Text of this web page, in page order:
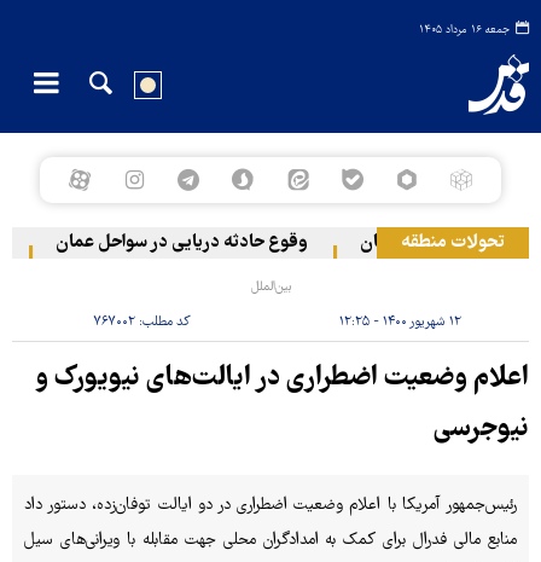
جمعه ۱۶ مرداد ۱۴۰۵
تحولات منطقه
دو منطقه در لبنان وقوع حادثه دریایی در سواحل عمان
بین‌الملل
۱۲ شهریور ۱۴۰۰ - ۱۲:۲۵ کد مطلب:۷۶۷۰۰۲
اعلام وضعیت اضطراری در ایالت‌های نیویورک و
نیوجرسی
رئیس‌جمهور آمریکا با اعلام وضعیت اضطراری در دو ایالت توفان‌زده، دستور داد
منابع مالی فدرال برای کمک به امدادگران محلی جهت مقابله با ویرانی‌های سیل